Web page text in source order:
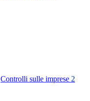
Controlli sulle imprese 2